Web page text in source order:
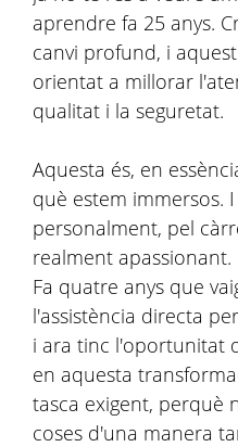
aprendre fa 25 anys.
canvi profund, i
orientat a millorar
qualitat i la seguretat.
Aquesta és, en
què estem immersos.
personalment, pel
realment apassionant.
Fa quatre anys que
l'assistència directa
i ara tinc l'oportunitat
en aquesta
tasca exigent, perquè
coses d'una manera